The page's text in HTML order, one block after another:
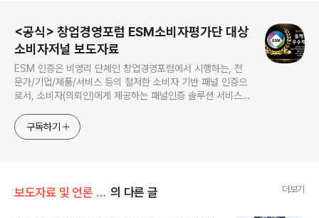
<공식> 창업경영포럼 ESM소비자평가단 대상
소비자저널 보도자료
ESM 인증은 비영리 단체인 창업경영포럼에서 시행하는, 전
문가/기업/제품/서비스 등의 철저한 소비자 기반 패널 인증으
로서, 소비자(의뢰인)에게 제공하는 패널인증 솔루션 서비스를
구독하기
보도자료 및 언론 소비자평가 기본정보 의 다른 글 더보기